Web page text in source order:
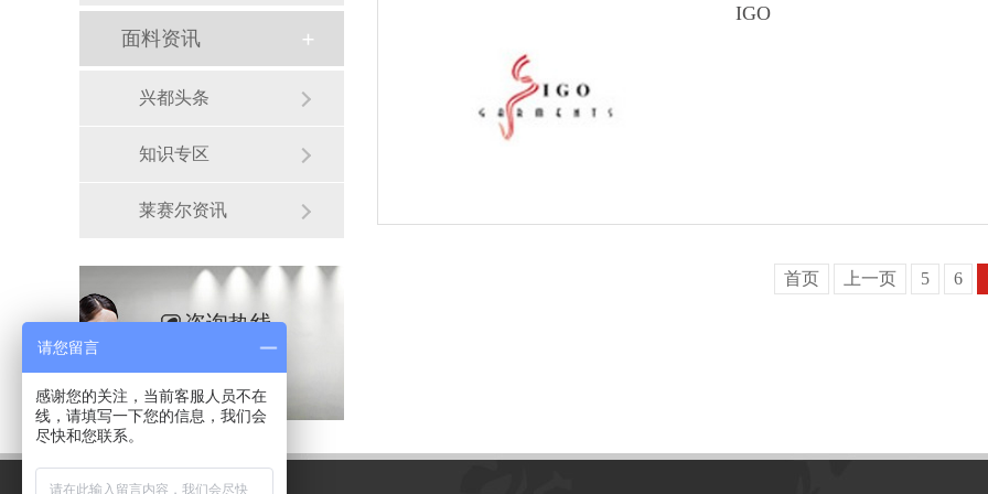
IGO
首页 上一页 5 6
面料资讯
兴都头条
知识专区
莱赛尔资讯
咨询热线
13958156395
请您留言
感谢您的关注，当前客服人员不在
线，请填写一下您的信息，我们会
尽快和您联系。